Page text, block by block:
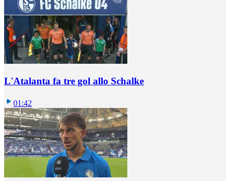
L'Atalanta fa tre gol allo Schalke
01:42